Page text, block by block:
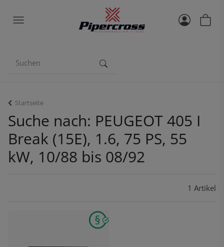
Startseite
Suche nach: PEUGEOT 405 I
Break (15E), 1.6, 75 PS, 55
kW, 10/88 bis 08/92
1 Artikel